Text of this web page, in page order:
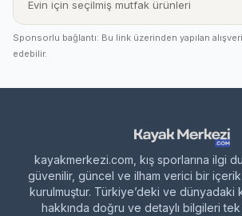
Evin için seçilmiş mutfak ürünleri
Sponsorlu bağlantı: Bu link üzerinden yapılan
edebilir.
kayakmerkezi.com, kış sporlarına ilgi
güvenilir, güncel ve ilham verici bir
kurulmuştur. Türkiye’deki ve dünyadaki
hakkında doğru ve detaylı bilgileri tek